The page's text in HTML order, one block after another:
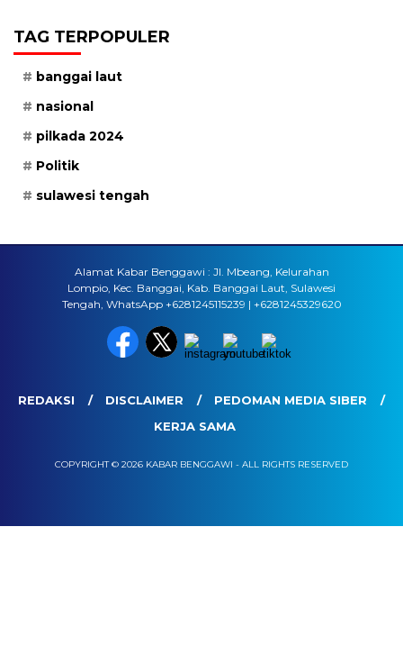
TAG TERPOPULER
banggai laut
nasional
pilkada 2024
Politik
sulawesi tengah
Alamat Kabar Benggawi : Jl. Mbeang, Kelurahan
Lompio, Kec. Banggai, Kab. Banggai Laut, Sulawesi
Tengah, WhatsApp +6281245115239 | +6281245329620
REDAKSI DISCLAIMER
PEDOMAN MEDIA SIBER
KERJA SAMA
COPYRIGHT © 2026 KABAR BENGGAWI - ALL RIGHTS RESERVED